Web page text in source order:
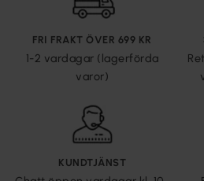
FRI FRAKT ÖVER 699 KR
1-2 vardagar (lagerförda
varor)
KUNDTJÄNST